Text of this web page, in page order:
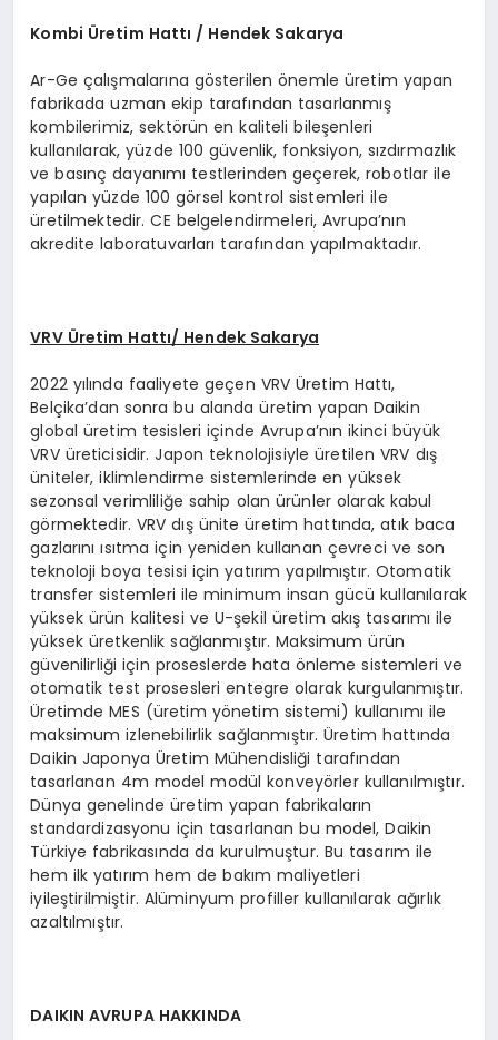
Kombi Üretim Hattı / Hendek Sakarya
Ar-Ge çalışmalarına gösterilen önemle üretim yapan
fabrikada uzman ekip tarafından tasarlanmış
kombilerimiz, sektörün en kaliteli bileşenleri
kullanılarak, yüzde 100 güvenlik, fonksiyon, sızdırmazlık
ve basınç dayanımı testlerinden geçerek, robotlar ile
yapılan yüzde 100 görsel kontrol sistemleri ile
üretilmektedir. CE belgelendirmeleri, Avrupa’nın
akredite laboratuvarları tarafından yapılmaktadır.
VRV Üretim Hattı/ Hendek Sakarya
2022 yılında faaliyete geçen VRV Üretim Hattı,
Belçika’dan sonra bu alanda üretim yapan Daikin
global üretim tesisleri içinde Avrupa’nın ikinci büyük
VRV üreticisidir. Japon teknolojisiyle üretilen VRV dış
üniteler, iklimlendirme sistemlerinde en yüksek
sezonsal verimliliğe sahip olan ürünler olarak kabul
görmektedir. VRV dış ünite üretim hattında, atık baca
gazlarını ısıtma için yeniden kullanan çevreci ve son
teknoloji boya tesisi için yatırım yapılmıştır. Otomatik
transfer sistemleri ile minimum insan gücü kullanılarak
yüksek ürün kalitesi ve U-şekil üretim akış tasarımı ile
yüksek üretkenlik sağlanmıştır. Maksimum ürün
güvenilirliği için proseslerde hata önleme sistemleri ve
otomatik test prosesleri entegre olarak kurgulanmıştır.
Üretimde MES (üretim yönetim sistemi) kullanımı ile
maksimum izlenebilirlik sağlanmıştır. Üretim hattında
Daikin Japonya Üretim Mühendisliği tarafından
tasarlanan 4m model modül konveyörler kullanılmıştır.
Dünya genelinde üretim yapan fabrikaların
standardizasyonu için tasarlanan bu model, Daikin
Türkiye fabrikasında da kurulmuştur. Bu tasarım ile
hem ilk yatırım hem de bakım maliyetleri
iyileştirilmiştir. Alüminyum profiller kullanılarak ağırlık
azaltılmıştır.
DAIKIN AVRUPA HAKKINDA